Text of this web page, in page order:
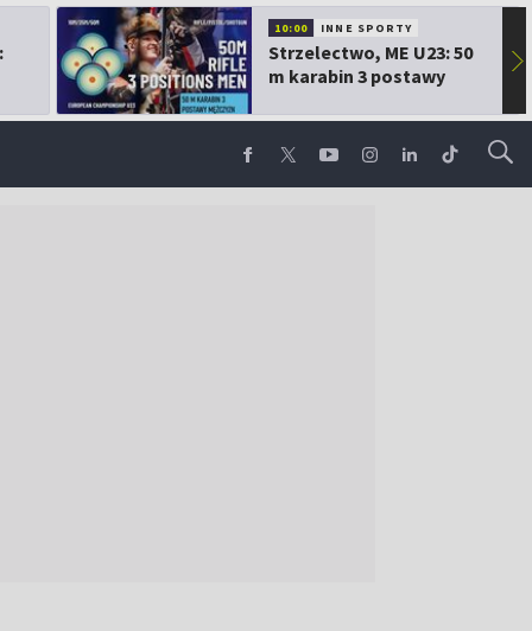
10:00 INNE SPORTY
Strzelectwo, ME U23: 50
m karabin 3 postawy
▶